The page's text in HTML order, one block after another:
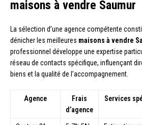
maisons à vendre Saumur
La sélection d’une agence compétente
dénicher les meilleures maisons à vendre
professionnel développe une expertise
réseau de contacts spécifique, influençant
biens et la qualité de l’accompagnement.
Agence
Frais
d’agence
Services